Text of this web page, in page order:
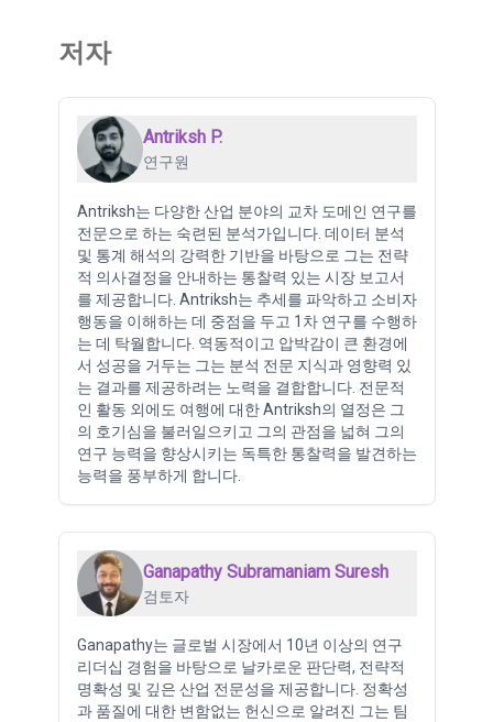
저자
Antriksh P.
연구원
Antriksh는 다양한 산업 분야의 교차 도메인 연구를
전문으로 하는 숙련된 분석가입니다. 데이터 분석
및 통계 해석의 강력한 기반을 바탕으로 그는 전략
적 의사결정을 안내하는 통찰력 있는 시장 보고서
를 제공합니다. Antriksh는 추세를 파악하고 소비자
행동을 이해하는 데 중점을 두고 1차 연구를 수행하
는 데 탁월합니다. 역동적이고 압박감이 큰 환경에
서 성공을 거두는 그는 분석 전문 지식과 영향력 있
는 결과를 제공하려는 노력을 결합합니다. 전문적
인 활동 외에도 여행에 대한 Antriksh의 열정은 그
의 호기심을 불러일으키고 그의 관점을 넓혀 그의
연구 능력을 향상시키는 독특한 통찰력을 발견하는
능력을 풍부하게 합니다.
Ganapathy Subramaniam Suresh
검토자
Ganapathy는 글로벌 시장에서 10년 이상의 연구
리더십 경험을 바탕으로 날카로운 판단력, 전략적
명확성 및 깊은 산업 전문성을 제공합니다. 정확성
과 품질에 대한 변함없는 헌신으로 알려진 그는 팀